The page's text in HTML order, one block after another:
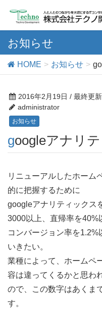
お知らせ
HOME お知らせ
2016年2月19日 / 最終更
administrator
お知らせ
googleアナリ
リニューアルしたホーム
的に把握するために
googleアナリティックス
3000以上、直帰率を40%
コンバージョン率を
いきたい。
業種によって、ホームペ
容は違ってくるかと思わ
ので、この数字はあくま
す。